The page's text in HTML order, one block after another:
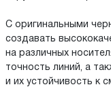
С оригинальными
создавать
на различных
точность линий, а
и их устойчивость к